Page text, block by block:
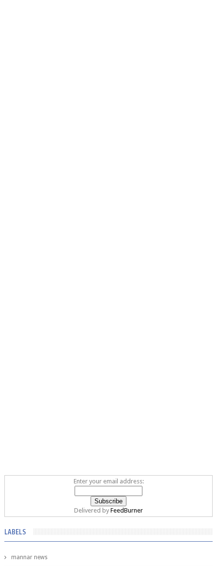
Enter your email address:
Delivered by FeedBurner
LABELS
mannar news